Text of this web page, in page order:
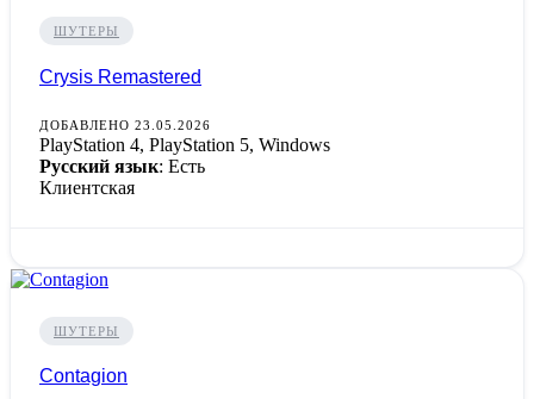
ШУТЕРЫ
Crysis Remastered
ДОБАВЛЕНО 23.05.2026
PlayStation 4, PlayStation 5, Windows
Русский язык: Есть
Клиентская
ШУТЕРЫ
Contagion